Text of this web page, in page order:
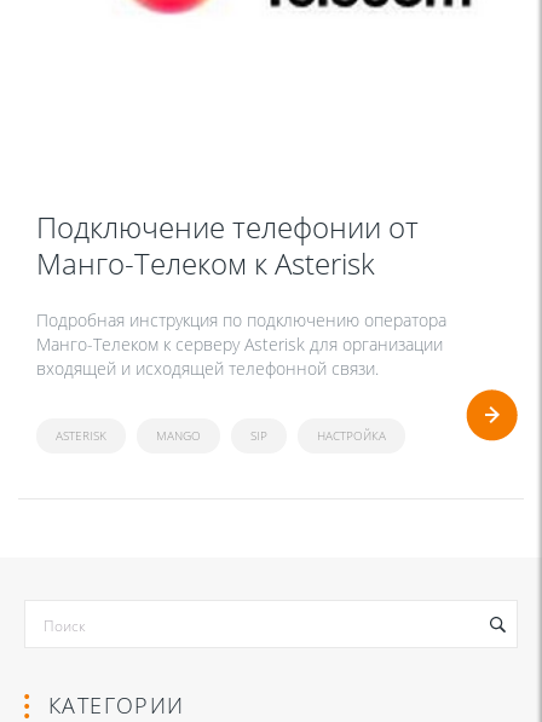
Подключение телефонии от
Манго-Телеком к Asterisk
Подробная инструкция по подключению оператора
Манго-Телеком к серверу Asterisk для организации
входящей и исходящей телефонной связи.
ASTERISK MANGO SIP НАСТРОЙКА
КАТЕГОРИИ